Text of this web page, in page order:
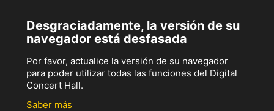
Desgraciadamente, la versión de su
navegador está desfasada
Por favor, actualice la versión de su navegador
para poder utilizar todas las funciones del Digital
Concert Hall.
Saber más